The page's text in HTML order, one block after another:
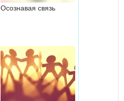
Осознавая связь